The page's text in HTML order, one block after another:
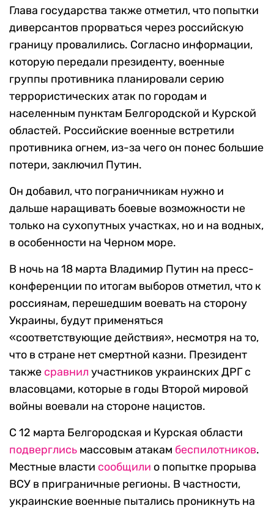
Глава государства также отметил, что попытки
диверсантов прорваться через российскую
границу провалились. Согласно информации,
которую передали президенту, военные
группы противника планировали серию
террористических атак по городам и
населенным пунктам Белгородской и Курской
областей. Российские военные встретили
противника огнем, из-за чего он понес большие
потери, заключил Путин.
Он добавил, что пограничникам нужно и
дальше наращивать боевые возможности не
только на сухопутных участках, но и на водных,
в особенности на Черном море.
В ночь на 18 марта Владимир Путин на пресс-
конференции по итогам выборов отметил, что к
россиянам, перешедшим воевать на сторону
Украины, будут применяться
«соответствующие действия», несмотря на то,
что в стране нет смертной казни. Президент
также сравнил участников украинских ДРГ с
власовцами, которые в годы Второй мировой
войны воевали на стороне нацистов.
С 12 марта Белгородская и Курская области
подверглись массовым атакам беспилотников.
Местные власти сообщили о попытке прорыва
ВСУ в приграничные регионы. В частности,
украинские военные пытались проникнуть на